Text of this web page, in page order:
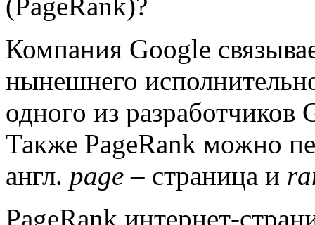
Компания Google
нынешнего
одного из
Также PageRank можно
англ. page – страница и
PageRank интернет-